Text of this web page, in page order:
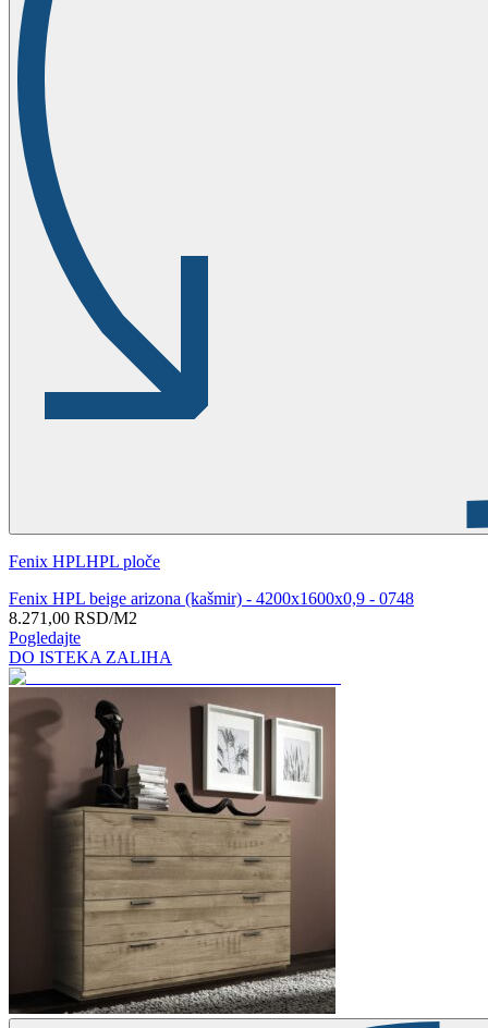
Fenix HPLHPL ploče
Fenix HPL beige arizona (kašmir) - 4200x1600x0,9 - 0748
8.271,00 RSD/M2
Pogledajte
DO ISTEKA ZALIHA